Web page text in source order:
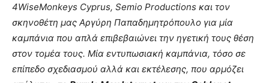
4WiseMonkeys Cyprus, Semio Productions και τον
σκηνοθέτη μας Αργύρη Παπαδημητρόπουλο για μία
καμπάνια που απλά επιβεβαιώνει την ηγετική τους θέση
στον τομέα τους. Μία εντυπωσιακή καμπάνια, τόσο σε
επίπεδο σχεδιασμού αλλά και εκτέλεσης, που αρμόζει